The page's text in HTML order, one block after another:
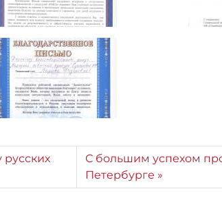
русских
С большим успехом
Петербурге